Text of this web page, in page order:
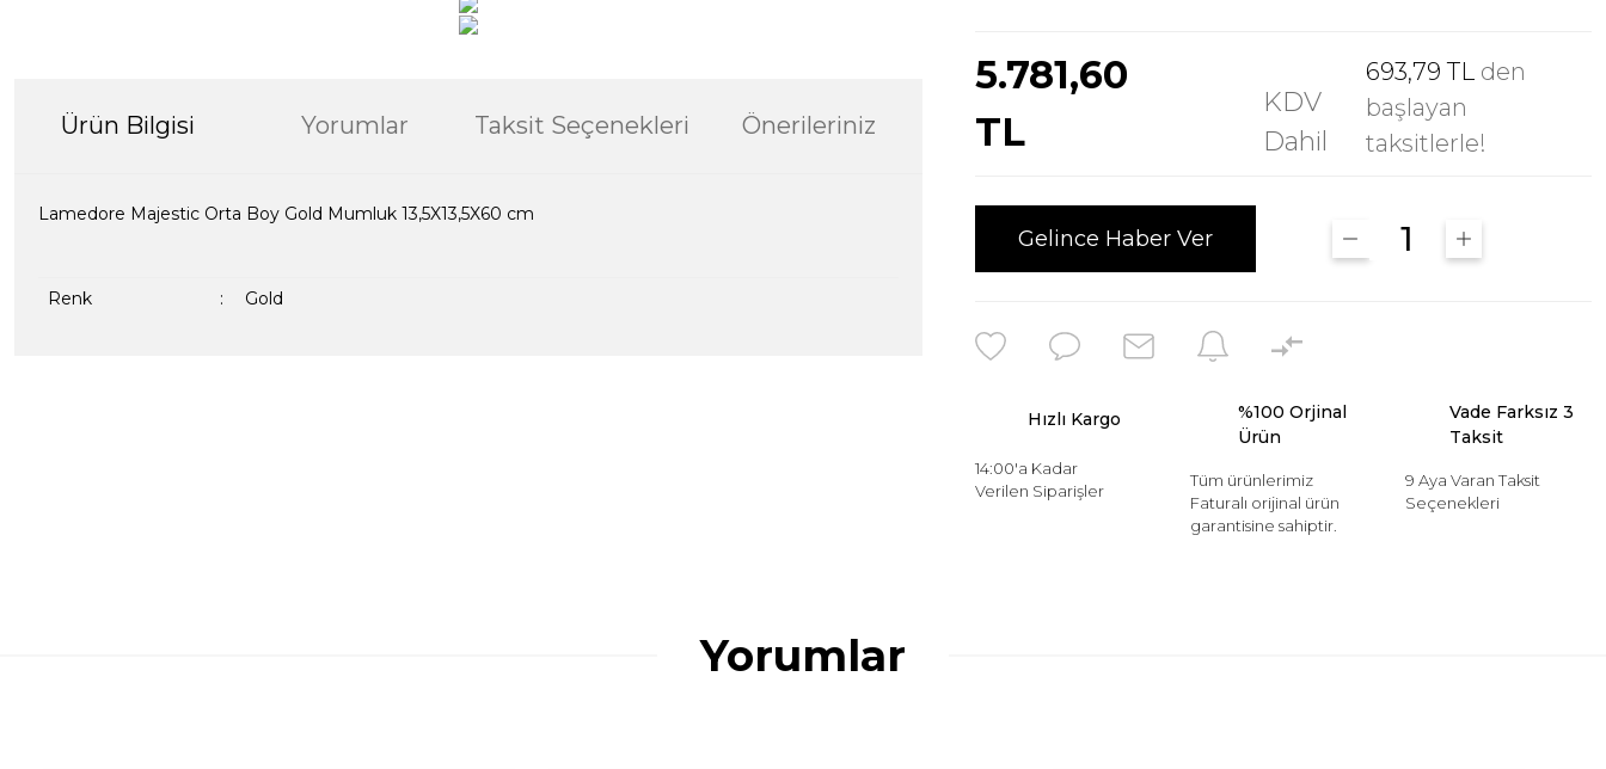
Ürün Bilgisi Yorumlar Taksit Seçenekleri Önerileriniz
Lamedore Majestic Orta Boy Gold Mumluk 13,5X13,5X60 cm
Renk : Gold
5.781,60
TL
KDV
Dahil
693,79 TL den
başlayan
taksitlerle!
Gelince Haber Ver
Hızlı Kargo
14:00'a Kadar
Verilen Siparişler
%100 Orjinal
Ürün
Tüm ürünlerimiz
Faturalı orijinal ürün
garantisine sahiptir.
Vade Farksız 3
Taksit
9 Aya Varan Taksit
Seçenekleri
Yorumlar